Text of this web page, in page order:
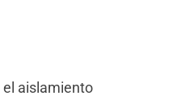
aislamiento